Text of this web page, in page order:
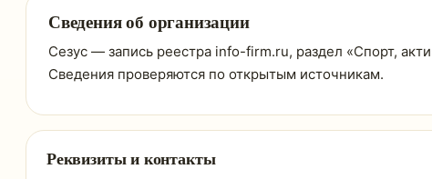
Сведения об организации
Сезус — запись реестра info-firm.ru, раздел «Спорт,
Сведения проверяются по открытым источникам.
Реквизиты и контакты